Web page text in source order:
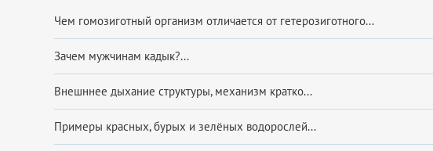
Чем гомозиготный организм отличается от гетерозиготного...
Зачем мужчинам кадык?...
Внешннее дыхание структуры, механизм кратко...
Примеры красных, бурых и зелёных водорослей...